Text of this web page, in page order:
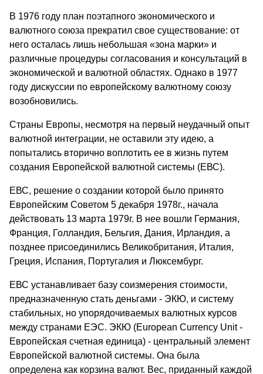
В 1976 году план поэтапного экономического и
валютного союза прекратил свое существование: от
него осталась лишь небольшая «зона марки» и
различные процедуры согласования и консультаций в
экономической и валютной областях. Однако в 1977
году дискуссии по европейскому валютному союзу
возобновились.
Страны Европы, несмотря на первый неудачный опыт
валютной интеграции, не оставили эту идею, а
попытались вторично воплотить ее в жизнь путем
создания Европейской валютной системы (ЕВС).
ЕВС, решение о создании которой было принято
Европейским Советом 5 декабря 1978г., начала
действовать 13 марта 1979г. В нее вошли Германия,
Франция, Голландия, Бельгия, Дания, Ирландия, а
позднее присоединились Великобритания, Италия,
Греция, Испания, Португалия и Люксембург.
ЕВС устанавливает базу соизмерения стоимости,
предназначенную стать деньгами - ЭКЮ, и систему
стабильных, но упорядочиваемых валютных курсов
между странами ЕЭС. ЭКЮ (European Currency Unit -
Европейская счетная единица) - центральный элемент
Европейской валютной системы. Она была
определена как корзина валют. Вес, приданный каждой